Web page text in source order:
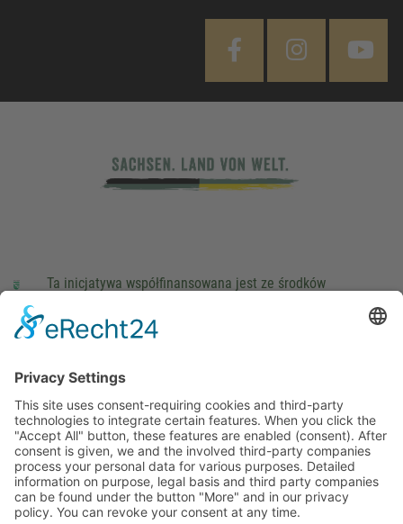
Ta inicjatywa współfinansowana jest ze środków
parlamentarzystów Landtagu Saksońskiego budżetu.
stopka redakcyjna
This site uses consent-requiring cookies and third-party
technologies to integrate certain features. When you click the
"Accept All" button, these features are enabled (consent).
After consent is given, we and the involved third-party
companies process your personal data for various purposes.